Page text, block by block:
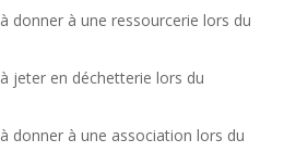
donner à une ressourcerie lors du
jeter en déchetterie lors du
donner à une association lors du